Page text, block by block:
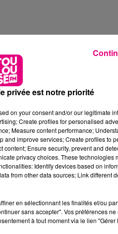
privée est notre priorité
on your consent and/or our legitimate
Create profiles for personalised
Measure content performance;
and improve services; Create profiles to
Ensure security, prevent and
privacy choices. These technologies
Identify devices based on
from other data sources; Link different
en sélectionnant les finalités et/ou
sans accepter". Vos préférences
à tout moment via le lien